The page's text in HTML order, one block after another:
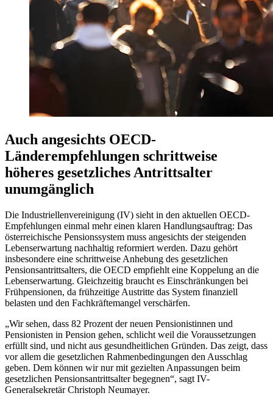
Auch angesichts OECD-
Länderempfehlungen schrittweise
höheres gesetzliches Antrittsalter
unumgänglich
Die Industriellenvereinigung (IV) sieht in den aktuellen OECD-
Empfehlungen einmal mehr einen klaren Handlungsauftrag: Das
österreichische Pensionssystem muss angesichts der steigenden
Lebenserwartung nachhaltig reformiert werden. Dazu gehört
insbesondere eine schrittweise Anhebung des gesetzlichen
Pensionsantrittsalters, die OECD empfiehlt eine Koppelung an die
Lebenserwartung. Gleichzeitig braucht es Einschränkungen bei
Frühpensionen, da frühzeitige Austritte das System finanziell
belasten und den Fachkräftemangel verschärfen.
„Wir sehen, dass 82 Prozent der neuen Pensionistinnen und
Pensionisten in Pension gehen, schlicht weil die Voraussetzungen
erfüllt sind, und nicht aus gesundheitlichen Gründen. Das zeigt, dass
vor allem die gesetzlichen Rahmenbedingungen den Ausschlag
geben. Dem können wir nur mit gezielten Anpassungen beim
gesetzlichen Pensionsantrittsalter begegnen“, sagt IV-
Generalsekretär Christoph Neumayer.